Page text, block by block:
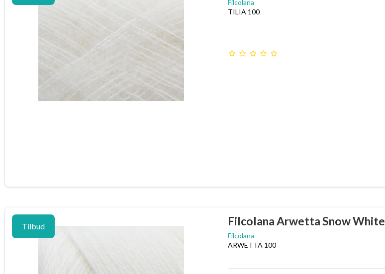
Filcolana
TILIA 100
Tilbud Filcolana Arwetta Snow White
Filcolana
ARWETTA 100